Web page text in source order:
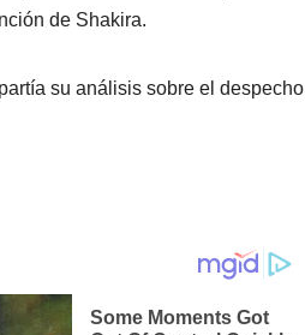
de Shakira.
su análisis sobre el despecho